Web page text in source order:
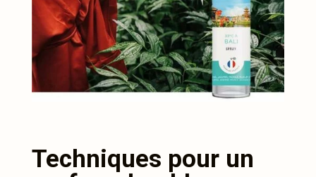
Techniques pour un